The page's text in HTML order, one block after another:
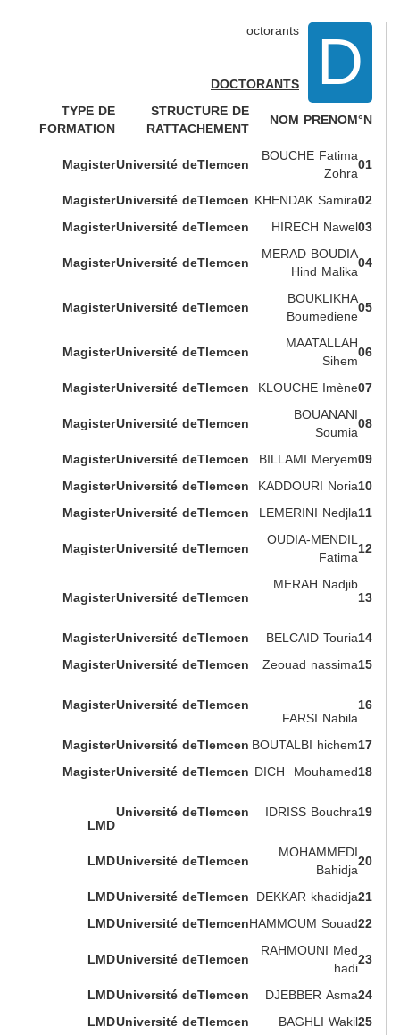
D
octorants
DOCTORANTS
N°
NOM PRENOM
STRUCTURE DE
RATTACHEMENT
TYPE DE
FORMATION
01
BOUCHE Fatima
Zohra
Université deTlemcen
Magister
02
KHENDAK Samira
Université deTlemcen
Magister
03
HIRECH Nawel
Université deTlemcen
Magister
04
MERAD BOUDIA
Hind Malika
Université deTlemcen
Magister
05
BOUKLIKHA
Boumediene
Université deTlemcen
Magister
06
MAATALLAH
Sihem
Université deTlemcen
Magister
07
KLOUCHE Imène
Université deTlemcen
Magister
08
BOUANANI
Soumia
Université deTlemcen
Magister
09
BILLAMI Meryem
Université deTlemcen
Magister
10
KADDOURI Noria
Université deTlemcen
Magister
11
LEMERINI Nedjla
Université deTlemcen
Magister
12
OUDIA-MENDIL
Fatima
Université deTlemcen
Magister
13
MERAH Nadjib
Université deTlemcen
Magister
14
BELCAID Touria
Université deTlemcen
Magister
15
Zeouad nassima
Université deTlemcen
Magister
16
FARSI Nabila
Université deTlemcen
Magister
17
BOUTALBI hichem
Université deTlemcen
Magister
18
DICH Mouhamed
Université deTlemcen
Magister
19
IDRISS Bouchra
Université deTlemcen
LMD
20
MOHAMMEDI
Bahidja
Université deTlemcen
LMD
21
DEKKAR khadidja
Université deTlemcen
LMD
22
HAMMOUM Souad
Université deTlemcen
LMD
23
RAHMOUNI Med
hadi
Université deTlemcen
LMD
24
DJEBBER Asma
Université deTlemcen
LMD
25
BAGHLI Wakil
Université deTlemcen
LMD